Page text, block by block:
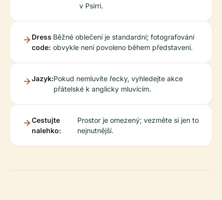
v Psirri.
Dress
code:
Běžné oblečení je standardní; fotografování
obvykle není povoleno během představení.
Jazyk:Pokud nemluvíte řecky, vyhledejte akce
přátelské k anglicky mluvícím.
Cestujte
nalehko:
Prostor je omezený; vezměte si jen to
nejnutnější.